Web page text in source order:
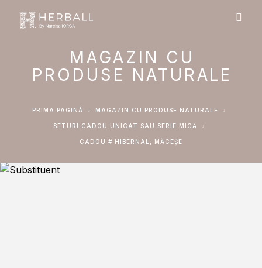
MAGAZIN CU
PRODUSE NATURALE
PRIMA PAGINĂ MAGAZIN CU PRODUSE NATURALE
SETURI CADOU UNICAT SAU SERIE MICĂ
CADOU # HIBERNAL, MĂCEȘE